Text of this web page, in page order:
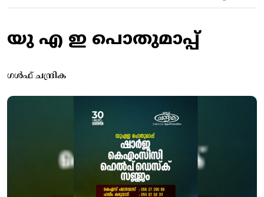
യു എ ഇ പൊതുമാപ്പ്
ഗൾഫ് ചന്ദ്രിക